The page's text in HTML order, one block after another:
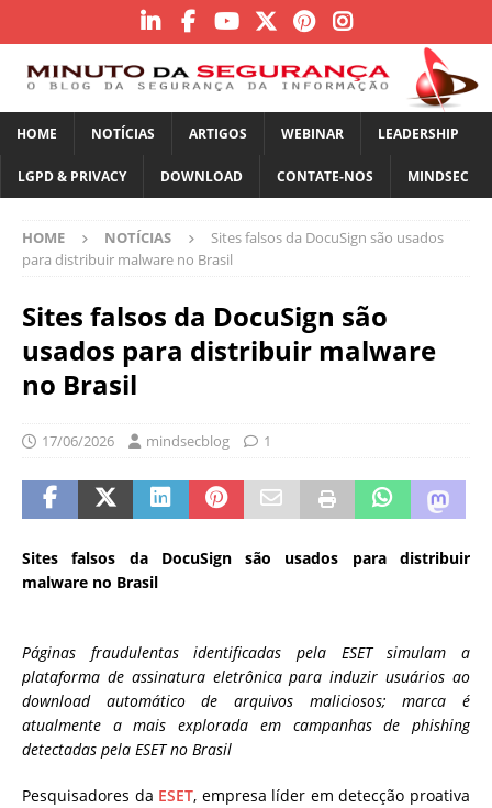
HOME NOTÍCIAS ARTIGOS WEBINAR LEADERSHIP
LGPD & PRIVACY DOWNLOAD CONTATE-NOS MINDSEC
HOME NOTÍCIAS
Sites falsos da DocuSign são usados
para distribuir malware no Brasil
Sites falsos da DocuSign são
usados para distribuir malware
no Brasil
17/06/2026 mindsecblog 1
Sites falsos da DocuSign são usados para distribuir
malware no Brasil
Páginas fraudulentas identificadas pela ESET simulam a
plataforma de assinatura eletrônica para induzir usuários ao
download automático de arquivos maliciosos; marca é
atualmente a mais explorada em campanhas de phishing
detectadas pela ESET no Brasil
Pesquisadores da ESET, empresa líder em detecção proativa